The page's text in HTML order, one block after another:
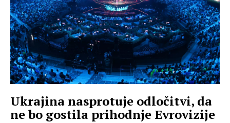
Ukrajina nasprotuje odločitvi, da
ne bo gostila prihodnje Evrovizije